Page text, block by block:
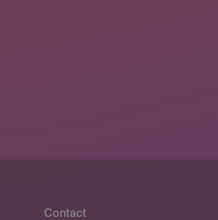
Contact